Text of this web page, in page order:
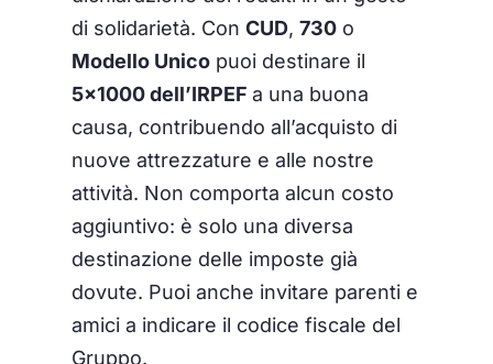
di solidarietà. Con CUD, 730o
Modello Unicopuoi destinare il
5×1000 dell’IRPEF a una buona
causa, contribuendo all’acquisto di
nuove attrezzature e alle nostre
attività. Non comporta alcun costo
aggiuntivo: è solo una diversa
destinazione delle imposte già
dovute. Puoi anche invitare parenti e
amici a indicare il codice fiscale del
Gruppo.